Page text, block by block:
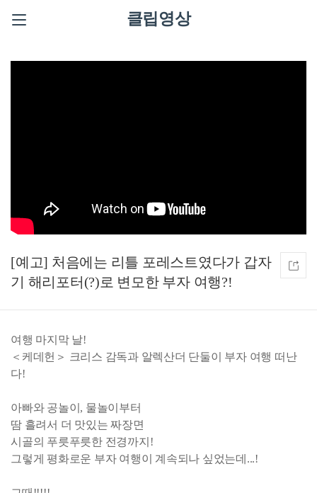
클립영상
[예고] 처음에는 리틀 포레스트였다가 갑자
기 해리포터(?)로 변모한 부자 여행?!
여행 마지막 날!
＜케데헌＞ 크리스 감독과 알렉산더 단둘이 부자 여행 떠난
다!
아빠와 공놀이, 물놀이부터
땀 흘려서 더 맛있는 짜장면
시골의 푸릇푸릇한 전경까지!
그렇게 평화로운 부자 여행이 계속되나 싶었는데...!